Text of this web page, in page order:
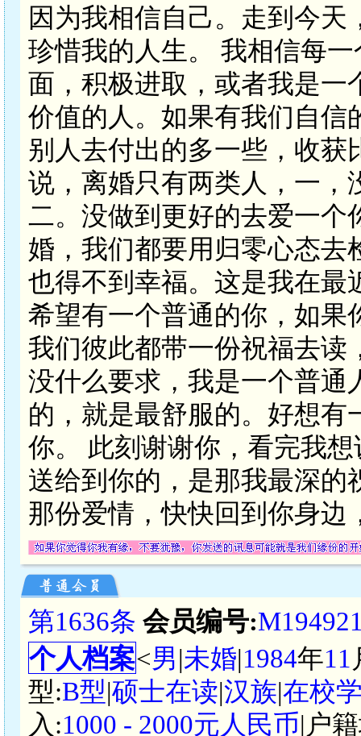
因为我相信自己。走到今
珍惜我的人生。 我相信每
面，积极进取，或者我是一
价值的人。如果有我们自信
别人去付出的多一些，收获
说，离婚只有两类人，一，
二。没做到更好的去爱一个
婚，我们都要用归零心态去
也得不到幸福。这是我在最
希望有一个普通的你，如果
我们彼此都带一份祝福去读
没什么要求，我是一个普通
的，就是最舒服的。好想
你。 此刻谢谢你，看完我
送给到你的，是那我最深的
那份爱情，快快回到你身边
第1636条 会员编号:
个人档案<男|未婚|1984年11
型:B型|硕士在读|汉族|在校
入:1000 - 2000元人民币|户